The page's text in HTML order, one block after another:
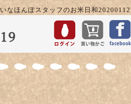
いなほんぽスタッフのお米日和20200112